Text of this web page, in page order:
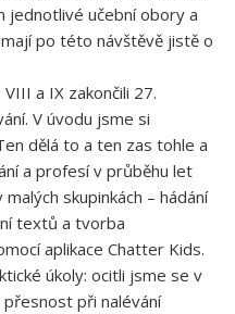
jednotlivé učební obory a
po této návštěvě jistě o
a IX zakončili 27.
V úvodu jsme si
dělá to a ten zas tohle a
a profesí v průběhu let
skupinkách – hádání
textů a tvorba
aplikace Chatter Kids.
úkoly: ocitli jsme se v
při nalévání